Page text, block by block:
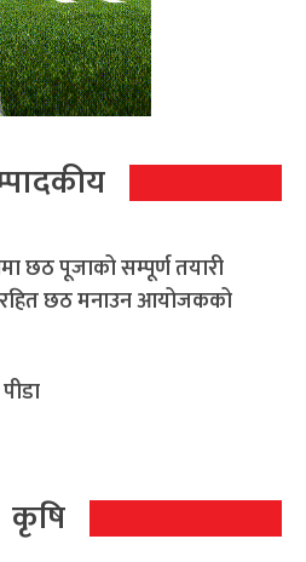
छठ पूजाको सम्पूर्ण तयारी
छठ मनाउन आयोजकको
कृषि